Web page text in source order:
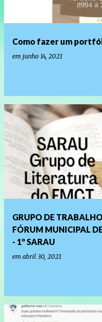
Como fazer um
em junho 14, 2021
GRUPO DE
FÓRUM MUNICIPAL
- 1º SARAU
em abril 30, 2021